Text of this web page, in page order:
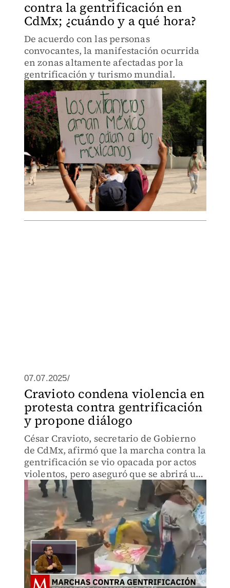
contra la gentrificación en
CdMx; ¿cuándo y a qué hora?
De acuerdo con las personas
convocantes, la manifestación ocurrida
en zonas altamente afectadas por la
gentrificación y turismo mundial.
07.07.2025/
Cravioto condena violencia en
protesta contra gentrificación
y propone diálogo
César Cravioto, secretario de Gobierno
de CdMx, afirmó que la marcha contra la
gentrificación se vio opacada por actos
violentos, pero aseguró que se abrirá un
diálogo con manifestantes para atender
temas de vivienda.